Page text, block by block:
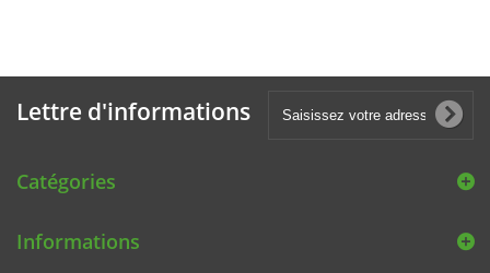
Lettre d'informations
Catégories
Informations